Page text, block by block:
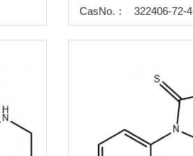
CasNo.： 322406-72-4